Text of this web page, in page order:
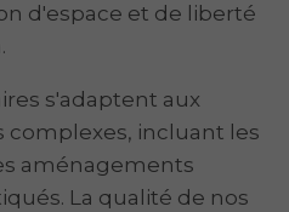
d'espace et de liberté
s'adaptent aux
complexes, incluant les
aménagements
La qualité de nos